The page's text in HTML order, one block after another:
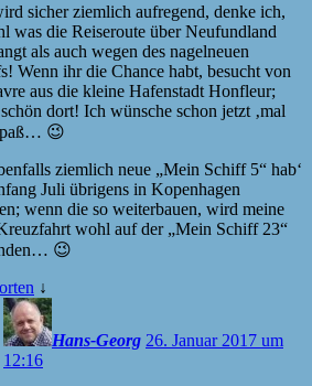
sicher ziemlich aufregend, denke ich,
was die Reiseroute über Neufundland
als auch wegen des nagelneuen
Wenn ihr die Chance habt, besucht von
aus die kleine Hafenstadt Honfleur;
dort! Ich wünsche schon jetzt ‚mal
😉
ziemlich neue „Mein Schiff 5“ hab‘
Juli übrigens in Kopenhagen
wenn die so weiterbauen, wird meine
wohl auf der „Mein Schiff 23“
😉
↓
Hans-Georg 26. Januar 2017 um
12:16